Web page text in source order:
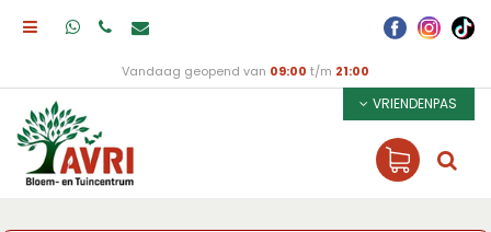
Vandaag geopend van 09:00 t/m 21:00
VRIENDENPAS